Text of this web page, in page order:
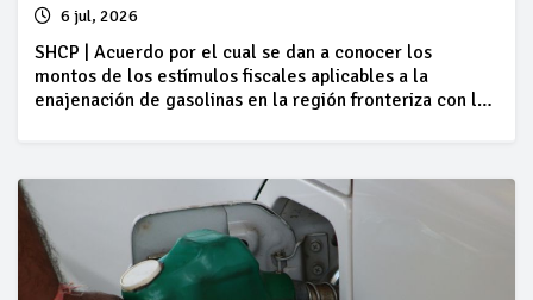
6 jul, 2026
SHCP | Acuerdo por el cual se dan a conocer los
montos de los estímulos fiscales aplicables a la
enajenación de gasolinas en la región fronteriza con los
periodo comprendido del 04 al 10 de julio de 2026